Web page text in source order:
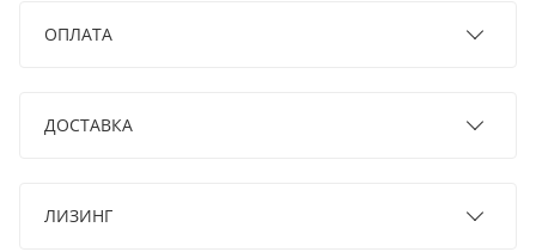
ОПЛАТА
ДОСТАВКА
ЛИЗИНГ